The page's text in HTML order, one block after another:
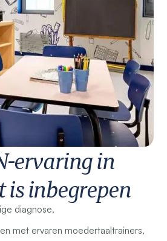
ervaring in
is inbegrepen
diagnose,
met ervaren moedertaaltrainers,